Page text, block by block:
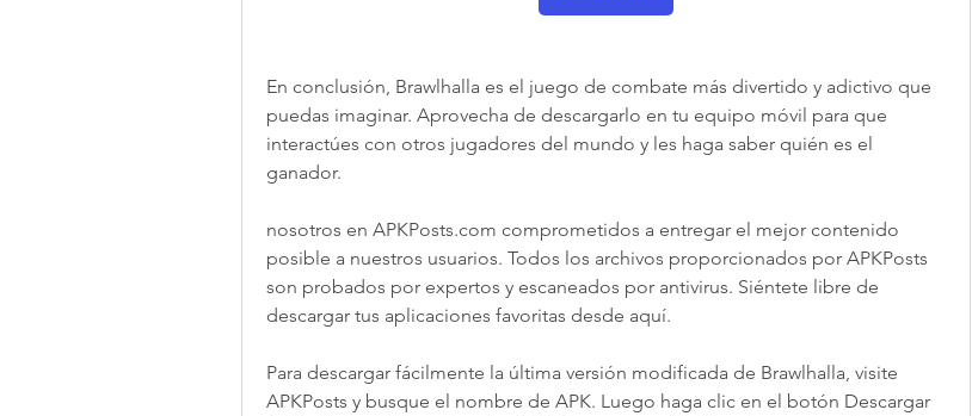
En conclusión, Brawlhalla es el juego de combate más divertido y adictivo que
puedas imaginar. Aprovecha de descargarlo en tu equipo móvil para que
interactúes con otros jugadores del mundo y les haga saber quién es el
ganador.
nosotros en APKPosts.com comprometidos a entregar el mejor contenido
posible a nuestros usuarios. Todos los archivos proporcionados por APKPosts
son probados por expertos y escaneados por antivirus. Siéntete libre de
descargar tus aplicaciones favoritas desde aquí.
Para descargar fácilmente la última versión modificada de Brawlhalla, visite
APKPosts y busque el nombre de APK. Luego haga clic en el botón Descargar